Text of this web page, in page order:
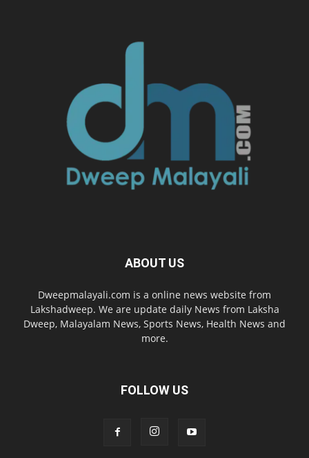
ABOUT US
Dweepmalayali.com is a online news website from
Lakshadweep. We are update daily News from Laksha
Dweep, Malayalam News, Sports News, Health News and
more.
FOLLOW US